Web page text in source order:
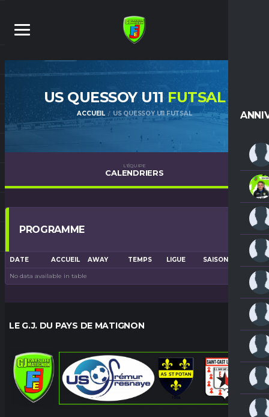
US QUESSOY U11 FUTSAL
ACCUEIL US QUESSOY U11 FUTSAL
L'ÉQUIPE
CALENDRIERS
PROGRAMME
DATE ACCUEIL AWAY TEMPS LIGUE SAISON LIEU
No data available in table
LE G.J. DU PAYS DE MATIGNON